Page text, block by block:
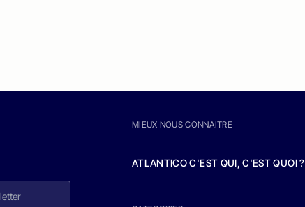
MIEUX NOUS CONNAITRE
ATLANTICO C'EST QUI, C'EST QUOI ?